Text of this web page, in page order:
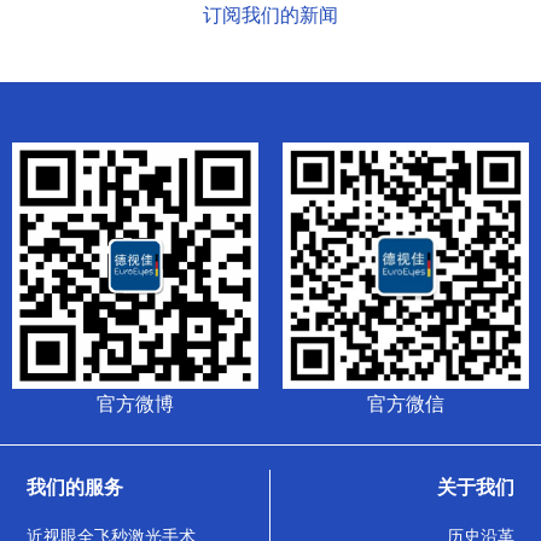
订阅我们的新闻
官方微博 官方微信
我们的服务
近视眼全飞秒激光手术
关于我们
历史沿革